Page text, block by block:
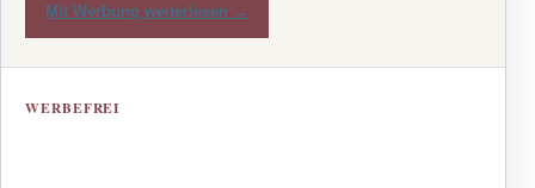
Mit Werbung weiterlesen →
WERBEFREI